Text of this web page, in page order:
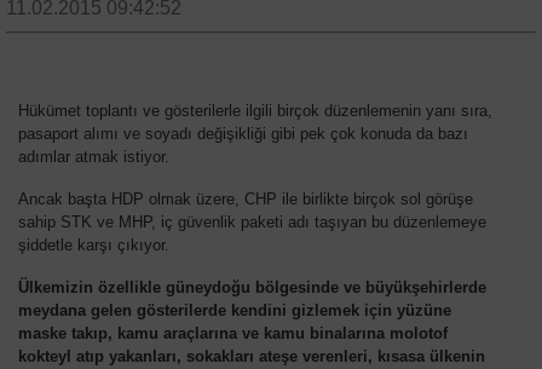
11.02.2015 09:42:52
Hükümet toplantı ve gösterilerle ilgili birçok düzenlemenin yanı sıra,
pasaport alımı ve soyadı değişikliği gibi pek çok konuda da bazı
adımlar atmak istiyor.
Ancak başta HDP olmak üzere, CHP ile birlikte birçok sol görüşe
sahip STK ve MHP, iç güvenlik paketi adı taşıyan bu düzenlemeye
şiddetle karşı çıkıyor.
Ülkemizin özellikle güneydoğu bölgesinde ve büyükşehirlerde
meydana gelen gösterilerde kendini gizlemek için yüzüne
maske takıp, kamu araçlarına ve kamu binalarına molotof
kokteyl atıp yakanları, sokakları ateşe verenleri, kısasa ülkenin